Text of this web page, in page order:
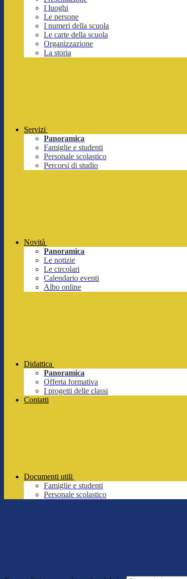
I luoghi
Le persone
I numeri della scuola
Le carte della scuola
Organizzazione
La storia
Servizi
Panoramica
Famiglie e studenti
Personale scolastico
Percorsi di studio
Novità
Panoramica
Le notizie
Le circolari
Calendario eventi
Albo online
Didattica
Panoramica
Offerta formativa
I progetti delle classi
Contatti
Documenti utili
Famiglie e studenti
Personale scolastico